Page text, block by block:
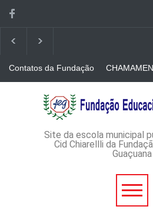
Contatos da Fundação
AVISO DE DISPENSA DE
LICITAÇÃO - DISPENSA DE
LICITAÇÃO Nº 53/2026-
ADMINISTRATIVO Nº
Site da escola municipal
Cid Chiarellli da
Guaçuana